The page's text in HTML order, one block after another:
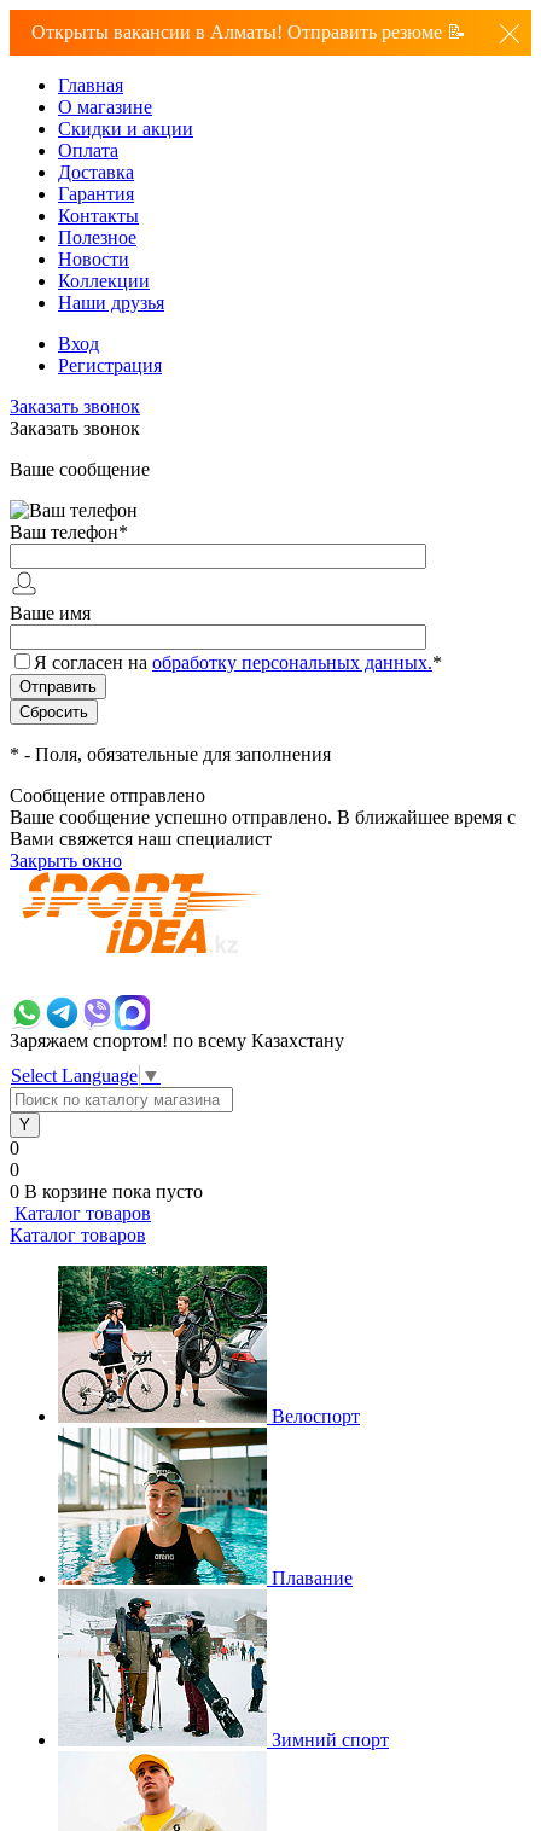
Открыты вакансии в Алматы! Отправить резюме 📝
Главная
О магазине
Скидки и акции
Оплата
Доставка
Гарантия
Контакты
Полезное
Новости
Коллекции
Наши друзья
Вход
Регистрация
Заказать звонок
Заказать звонок
Ваше сообщение
Ваш телефон*
Ваше имя
Я согласен на обработку персональных данных.*
* - Поля, обязательные для заполнения
Сообщение отправлено
Ваше сообщение успешно отправлено. В ближайшее время с
Вами свяжется наш специалист
Закрыть окно
Заряжаем спортом! по всему Казахстану
Select Language ▼
0
0
0 В корзине пока пусто
Каталог товаров
Каталог товаров
Велоспорт
Плавание
Зимний спорт